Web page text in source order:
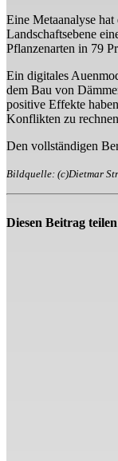
Eine Metaanalyse
Landschaftsebene
Pflanzenarten in 79
Ein digitales
dem Bau von
positive Effekte
Konflikten zu
Den vollständigen
Bildquelle: (c)Dietmar
Diesen Beitrag